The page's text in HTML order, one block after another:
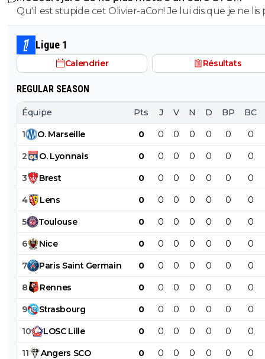
que les autre sont binaire... t'es vraiment une sacrée
n'empêche pas d'être facho.. Oui le numéro 88 est
dorénavant interdit d'être porté en Série A et B ... tu
dormiras moins cretin ce soir.. ou pas vue que t'as le
complètement farcie
Qu'il est stupide cet Olivier-aCon! Je lui dis que je ne lis
ses commentaires puérils avec des émojis et il
me répondre avec ses petites images de gogol. Ça
bien ce que je dis, on voit tout de suite qu'on a affaire à
teubé.^^
Ligue 1
Calendrier Résultats
REGULAR SEASON
Équipe Pts J V N D BP BC
1 O. Marseille 0 0 0 0 0 0 0
2 O. Lyonnais 0 0 0 0 0 0 0
3 Brest 0 0 0 0 0 0 0
4 Lens 0 0 0 0 0 0 0
5 Toulouse 0 0 0 0 0 0 0
6 Nice 0 0 0 0 0 0 0
7 Paris Saint Germain 0 0 0 0 0 0 0
8 Rennes 0 0 0 0 0 0 0
9 Strasbourg 0 0 0 0 0 0 0
10 LOSC Lille 0 0 0 0 0 0 0
11 Angers SCO 0 0 0 0 0 0 0